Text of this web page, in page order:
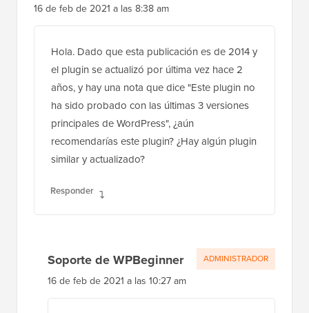
16 de feb de 2021 a las 8:38 am
Hola. Dado que esta publicación es de 2014 y
el plugin se actualizó por última vez hace 2
años, y hay una nota que dice "Este plugin no
ha sido probado con las últimas 3 versiones
principales de WordPress", ¿aún
recomendarías este plugin? ¿Hay algún plugin
similar y actualizado?
Responder
Soporte de WPBeginner
16 de feb de 2021 a las 10:27 am
ADMINISTRADOR